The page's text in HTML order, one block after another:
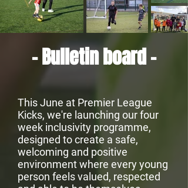
- Bulletin board -
This June at Premier League
Kicks, we're launching our four
week inclusivity programme,
designed to create a safe,
welcoming and positive
environment where every young
person feels valued, respected